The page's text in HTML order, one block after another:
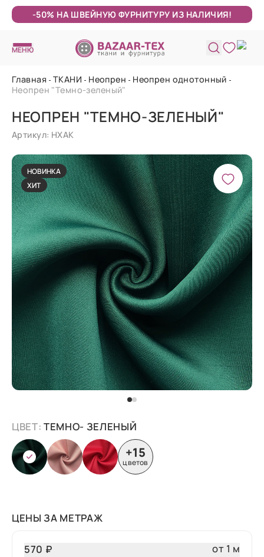
-50% НА ШВЕЙНУЮ ФУРНИТУРУ ИЗ НАЛИЧИЯ!
МЕНЮ
Главная ТКАНИ Неопрен
Неопрен однотонный
Неопрен "Темно-зеленый"
НЕОПРЕН "ТЕМНО-ЗЕЛЕНЫЙ"
Артикул: НХАК
НОВИНКА
ХИТ
ЦВЕТ:ТЕМНО- ЗЕЛЕНЫЙ
+15
цветов
ЦЕНЫ ЗА МЕТРАЖ
570 ₽
от 1 м